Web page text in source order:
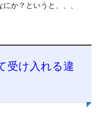
か？というと、、、
受け入れる違